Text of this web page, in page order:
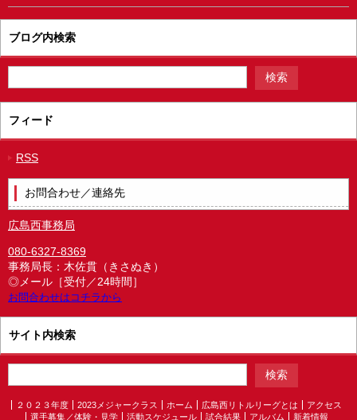
ブログ内検索
フィード
RSS
お問合わせ／連絡先
広島西事務局
080-6327-8369
事務局長：木佐貫（きさぬき）
◎メール［受付／24時間］
お問合わせはコチラから
サイト内検索
２０２３年度 2023メジャークラス ホーム 広島西リトルリーグとは
アクセス
選手募集／体験・見学
活動スケジュール 試合結果 アルバム 新着情報